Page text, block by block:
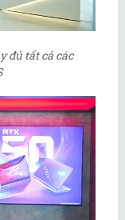
đủ tất cả các